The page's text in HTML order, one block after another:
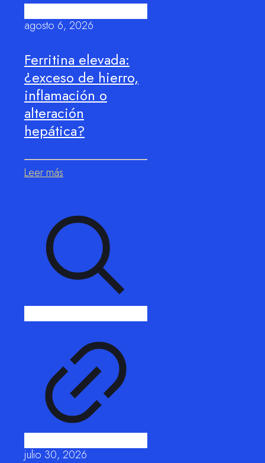
agosto 6, 2026
Ferritina elevada:
¿exceso de hierro,
inflamación o
alteración
hepática?
Leer más
julio 30, 2026